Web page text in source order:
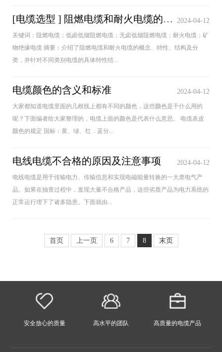
2024-04-12
[电缆选型 ] 阻燃电缆和耐火电缆的结构、特性及选用
关键词：阻燃电缆；低卤低烟阻燃电缆；无卤低烟阻燃电缆；耐火电缆；矿
物绝缘电缆 摘要：介绍了阻燃电缆和耐火电缆的概念、特性、结构及分
类，并针对不同类别电缆的具体特性结...
2024-04-12
电缆颜色的含义和标准
大家都知道电缆里面的几根线上都有不同的颜色，这些颜色是干什么用的
呢？下面编者给大家整理的，电缆上面的颜色是代表什么意思。 电缆表皮
颜色的规定 国标：黄、绿、红．蓝分...
2024-04-12
电线电缆不合格的原因及注意事项
电线电缆是用于传输电力、传输信息和实现电磁能量转换的一大类电气产
品。如果在抽查过程中，发现大量不合格产品，这些劣质产品为电力系统的
正常运行埋下了诸多隐患。下面就由...
首页 上一页 6 7 8 末页
安全放心的质量 高水平的团队 高质量的电缆产品